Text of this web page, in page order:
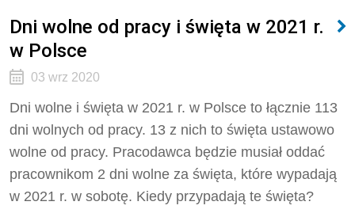
Dni wolne od pracy i święta w 2021 r.
w Polsce
03 wrz 2020
Dni wolne i święta w 2021 r. w Polsce to łącznie 113
dni wolnych od pracy. 13 z nich to święta ustawowo
wolne od pracy. Pracodawca będzie musiał oddać
pracownikom 2 dni wolne za święta, które wypadają
w 2021 r. w sobotę. Kiedy przypadają te święta?